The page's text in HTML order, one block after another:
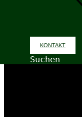
KONTAKT
Suchen